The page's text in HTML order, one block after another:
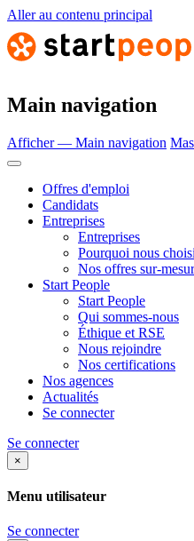
Aller au contenu principal
Main navigation
Afficher — Main navigation
Offres d'emploi
Candidats
Entreprises
Entreprises
Pourquoi nous
Nos offres sur-
Start People
Start People
Qui sommes-nous
Éthique et RSE
Nous rejoindre
Nos certifications
Nos agences
Actualités
Se connecter
Se connecter
×
Menu utilisateur
Se connecter